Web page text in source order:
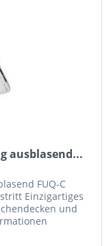
ausblasend...
FUQ-C
Einzigartiges
und